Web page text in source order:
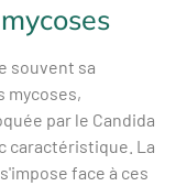
souvent sa
mycoses,
par le Candida
caractéristique. La
face à ces